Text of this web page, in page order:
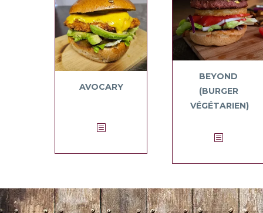
AVOCARY
BEYOND
(BURGER
VÉGÉTARIEN)